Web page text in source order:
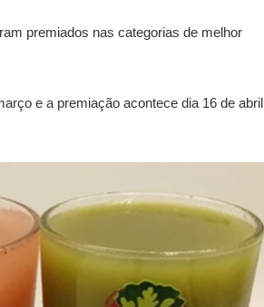
premiados nas categorias de melhor
e a premiação acontece dia 16 de abril